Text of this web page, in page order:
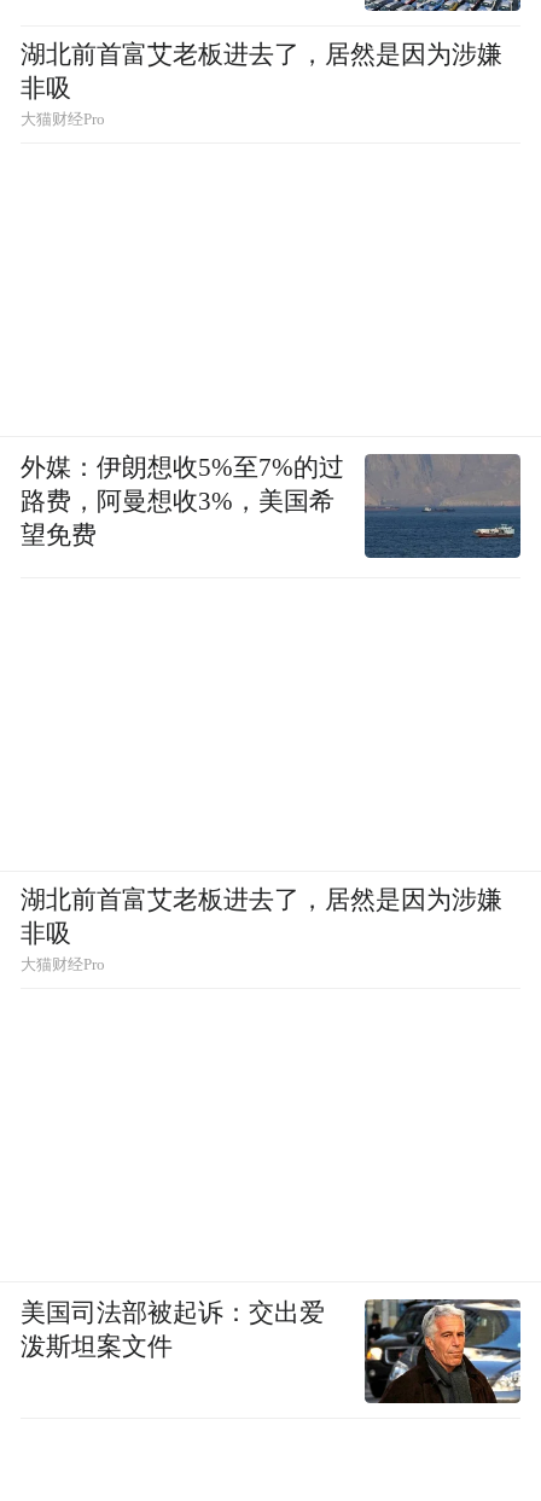
湖北前首富艾老板进去了，居然是因为涉嫌
非吸
大猫财经Pro
外媒：伊朗想收5%至7%的过
路费，阿曼想收3%，美国希
望免费
湖北前首富艾老板进去了，居然是因为涉嫌
非吸
大猫财经Pro
美国司法部被起诉：交出爱
泼斯坦案文件